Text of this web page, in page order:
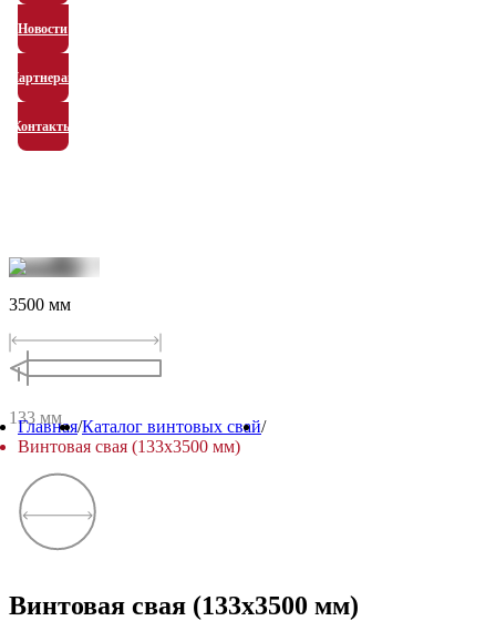
Новости
Партнерам
Контакты
Главная/Каталог винтовых свай/
Винтовая свая (133x3500 мм)
3500 мм
133 мм
Винтовая свая (133x3500 мм)